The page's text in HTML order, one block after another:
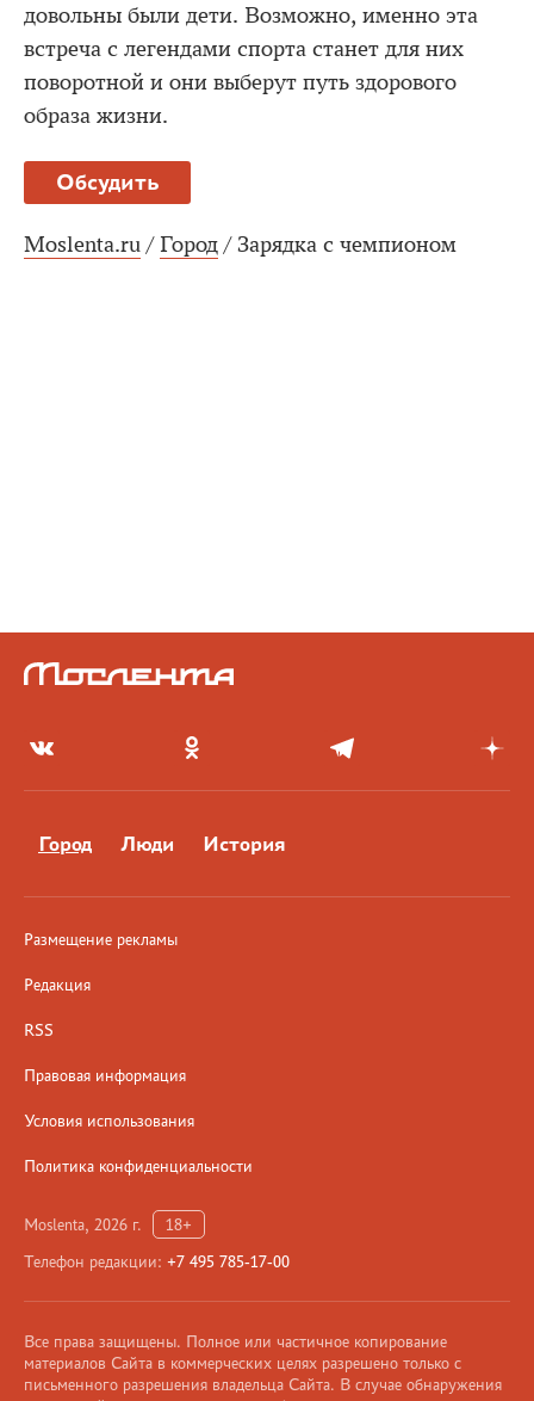
довольны были дети. Возможно, именно эта
встреча с легендами спорта станет для них
поворотной и они выберут путь здорового
образа жизни.
Обсудить
Moslenta.ru / Город / Зарядка с чемпионом
Город Люди История
Размещение рекламы
Редакция
RSS
Правовая информация
Условия использования
Политика конфиденциальности
Moslenta, 2026 г.
18+
Телефон редакции: +7 495 785-17-00
Все права защищены. Полное или частичное копирование
материалов Сайта в коммерческих целях разрешено только с
письменного разрешения владельца Сайта. В случае обнаружения